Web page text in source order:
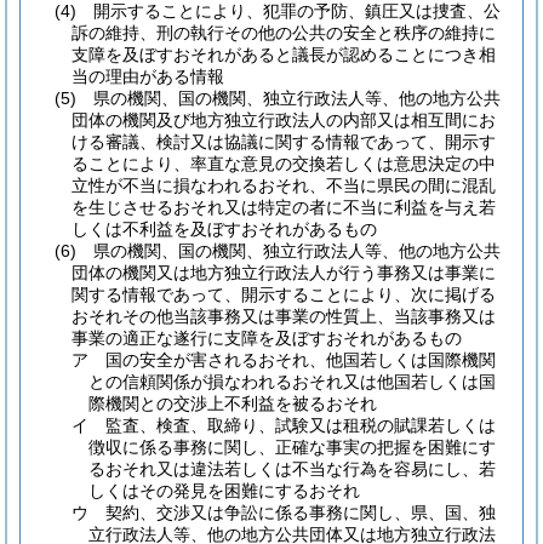
(4)
開示することにより、犯罪の予防、鎮圧又は捜査、公
訴の維持、刑の執行その他の公共の安全と秩序の維持に
支障を及ぼすおそれがあると議長が認めることにつき相
当の理由がある情報
(5)
県の機関、国の機関、独立行政法人等、他の地方公共
団体の機関及び地方独立行政法人の内部又は相互間にお
ける審議、検討又は協議に関する情報であって、開示す
ることにより、率直な意見の交換若しくは意思決定の中
立性が不当に損なわれるおそれ、不当に県民の間に混乱
を生じさせるおそれ又は特定の者に不当に利益を与え若
しくは不利益を及ぼすおそれがあるもの
(6)
県の機関、国の機関、独立行政法人等、他の地方公共
団体の機関又は地方独立行政法人が行う事務又は事業に
関する情報であって、開示することにより、次に掲げる
おそれその他当該事務又は事業の性質上、当該事務又は
事業の適正な遂行に支障を及ぼすおそれがあるもの
ア
国の安全が害されるおそれ、他国若しくは国際機関
との信頼関係が損なわれるおそれ又は他国若しくは国
際機関との交渉上不利益を被るおそれ
イ
監査、検査、取締り、試験又は租税の賦課若しくは
徴収に係る事務に関し、正確な事実の把握を困難にす
るおそれ又は違法若しくは不当な行為を容易にし、若
しくはその発見を困難にするおそれ
ウ
契約、交渉又は争訟に係る事務に関し、県、国、独
立行政法人等、他の地方公共団体又は地方独立行政法